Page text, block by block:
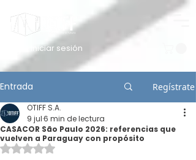
Iniciar sesión
Entrada Regístrate
CASACOR São Paulo 2026: referencias que
vuelven a Paraguay con propósito
OTIFF S.A.
9 jul6 min de lectura
Obtuvo NaN de 5 estrellas.